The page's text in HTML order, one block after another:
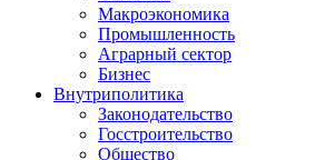
Макроэкономика
Промышленность
Аграрный сектор
Бизнес
Внутриполитика
Законодательство
Госстроительство
Общество